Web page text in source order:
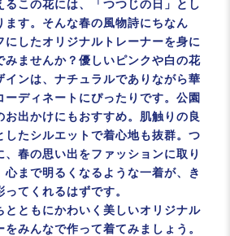
るこの花には、「つつじの日」とし
ます。そんな春の風物詩にちなん
にしたオリジナルトレーナーを身に
みませんか？優しいピンクや白の花
インは、ナチュラルでありながら華
ーディネートにぴったりです。公園
お出かけにもおすすめ。肌触りの良
したシルエットで着心地も抜群。つ
春の思い出をファッションに取り
心まで明るくなるような一着が、き
てくれるはずです。
とともにかわいく美しいオリジナル
みんなで作って着てみましょう。